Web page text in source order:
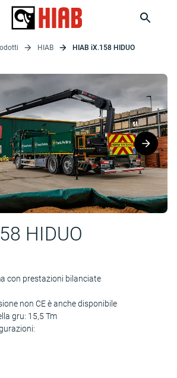
HIAB HIAB iX.158 HIDUO
HIDUO
con prestazioni bilanciate
non CE è anche disponibile
gru: 15,5 Tm